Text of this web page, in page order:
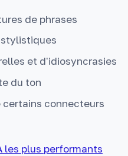
de phrases
stylistiques
et d'idiosyncrasies
du ton
connecteurs
les plus performants